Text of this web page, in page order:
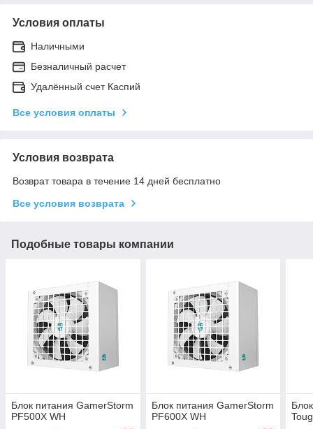
Условия оплаты
Наличными
Безналичный расчет
Удалённый счет Каспий
Все условия оплаты
Условия возврата
Возврат товара в течение 14 дней бесплатно
Все условия возврата
Подобные товары компании
Блок питания GamerStorm
PF500X WH
Блок питания GamerStorm
PF600X WH